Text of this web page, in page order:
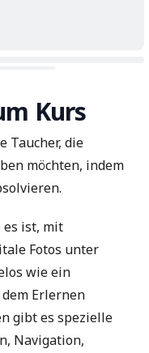
Kurs
Taucher, die
möchten, indem
es ist, mit
Fotos unter
wie ein
Erlernen
gibt es spezielle
Navigation,